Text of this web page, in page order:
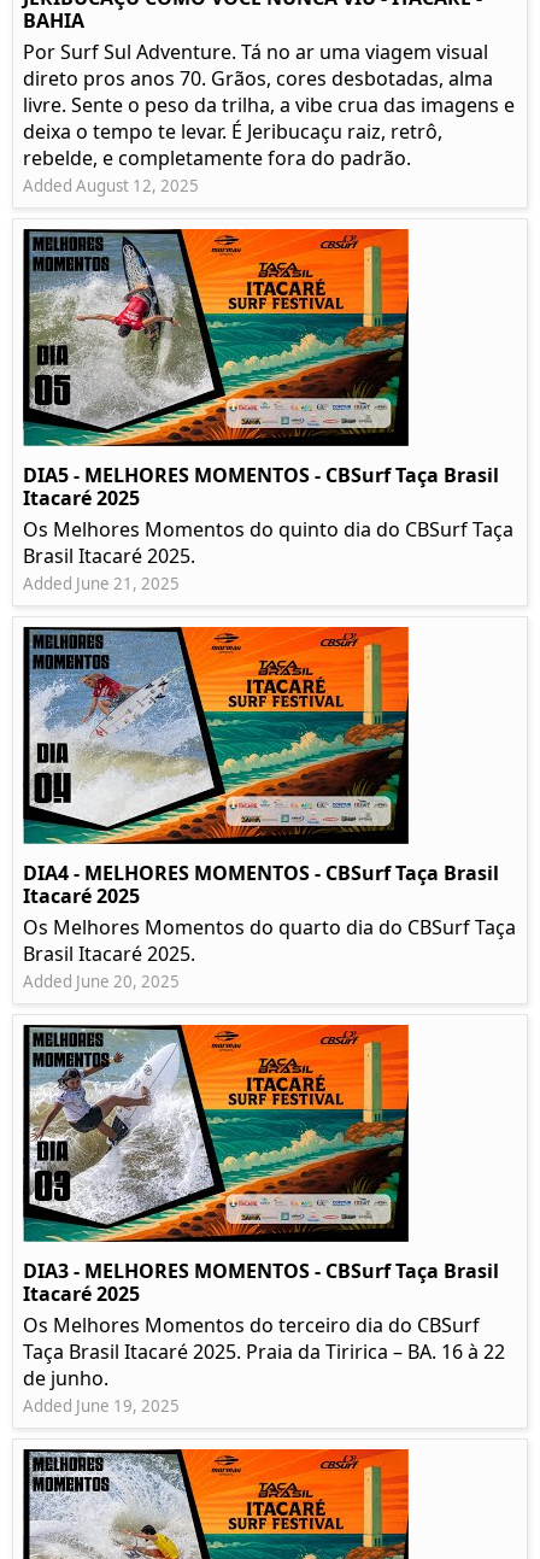
BAHIA
Por Surf Sul Adventure. Tá no ar uma viagem visual
direto pros anos 70. Grãos, cores desbotadas, alma
livre. Sente o peso da trilha, a vibe crua das imagens e
deixa o tempo te levar. É Jeribucaçu raiz, retrô,
rebelde, e completamente fora do padrão.
Added August 12, 2025
DIA5 - MELHORES MOMENTOS - CBSurf Taça Brasil
Itacaré 2025
Os Melhores Momentos do quinto dia do CBSurf Taça
Brasil Itacaré 2025.
Added June 21, 2025
DIA4 - MELHORES MOMENTOS - CBSurf Taça Brasil
Itacaré 2025
Os Melhores Momentos do quarto dia do CBSurf Taça
Brasil Itacaré 2025.
Added June 20, 2025
DIA3 - MELHORES MOMENTOS - CBSurf Taça Brasil
Itacaré 2025
Os Melhores Momentos do terceiro dia do CBSurf
Taça Brasil Itacaré 2025. Praia da Tiririca – BA. 16 à 22
de junho.
Added June 19, 2025